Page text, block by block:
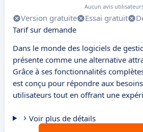
Aucun avis
Version gratuite Essai gratuit
Tarif sur demande
Dans le monde des logiciels de
présente comme une alternative
Grâce à ses fonctionnalités
est conçu pour répondre aux
utilisateurs tout en offrant une
Voir plus de détails